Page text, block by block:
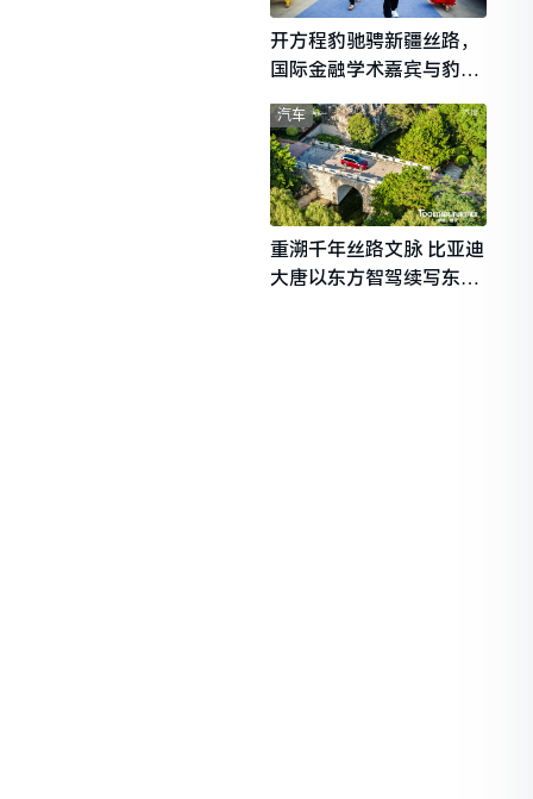
开方程豹驰骋新疆丝路，
国际金融学术嘉宾与豹友
共赴山海热爱
重溯千年丝路文脉 比亚迪
大唐以东方智驾续写东西
汽车